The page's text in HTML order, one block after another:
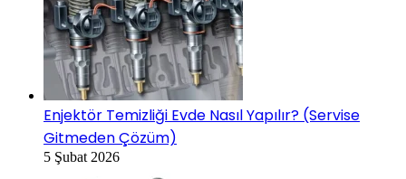
Enjektör Temizliği Evde Nasıl Yapılır? (Servise
Gitmeden Çözüm)
5 Şubat 2026